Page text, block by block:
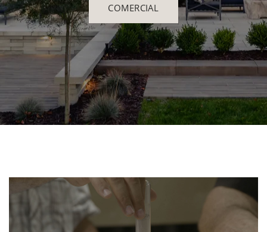
COMERCIAL